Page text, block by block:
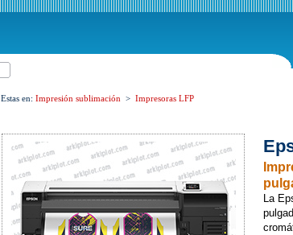
Estas en: Impresión sublimación > Impresoras LFP
La